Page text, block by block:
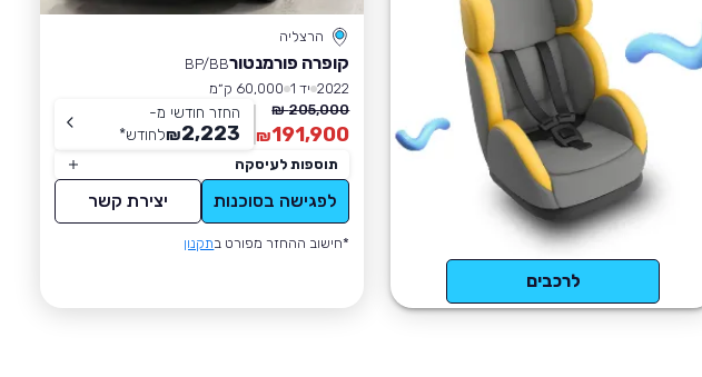
לרכבים
הרצליה
קופרה פורמנטורBP/BB
2022 יד 1
60,000 ק״מ
205,000 ₪
191,900
₪
החזר חודשי מ-
2,223
₪לחודש*
תוספות לעיסקה
לפגישה בסוכנות יצירת קשר
*חישוב ההחזר מפורט בתקנון